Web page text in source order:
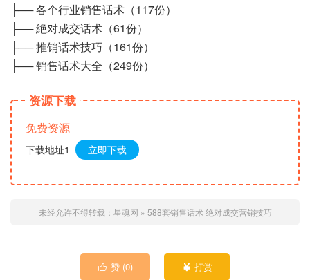
├── 各个行业销售话术（117份）
├── 絶对成交话术（61份）
├── 推销话术技巧（161份）
├── 销售话术大全（249份）
资源下载
免费资源
下载地址1 立即下载
未经允许不得转载： 星魂网 » 588套销售话术 绝对成交营销技巧
 赞 (0)  打赏